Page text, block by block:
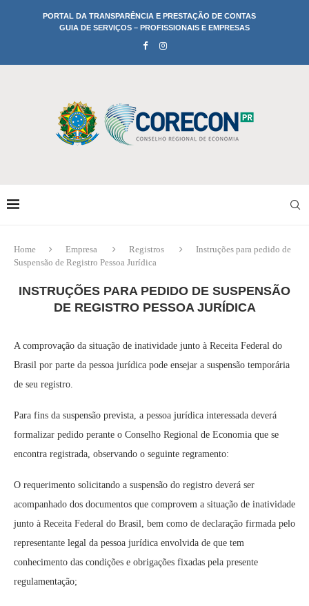
PORTAL DA TRANSPARÊNCIA E PRESTAÇÃO DE CONTAS
GUIA DE SERVIÇOS – PROFISSIONAIS E EMPRESAS
Home Empresa Registros
Instruções para pedido de
Suspensão de Registro Pessoa Jurídica
INSTRUÇÕES PARA PEDIDO DE SUSPENSÃO
DE REGISTRO PESSOA JURÍDICA
A comprovação da situação de inatividade junto à Receita Federal do
Brasil por parte da pessoa jurídica pode ensejar a suspensão temporária
de seu registro.
Para fins da suspensão prevista, a pessoa jurídica interessada deverá
formalizar pedido perante o Conselho Regional de Economia que se
encontra registrada, observando o seguinte regramento:
O requerimento solicitando a suspensão do registro deverá ser
acompanhado dos documentos que comprovem a situação de inatividade
junto à Receita Federal do Brasil, bem como de declaração firmada pelo
representante legal da pessoa jurídica envolvida de que tem
conhecimento das condições e obrigações fixadas pela presente
regulamentação;